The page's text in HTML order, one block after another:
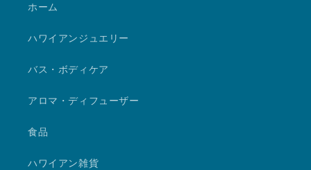
ホーム
ハワイアンジュエリー
バス・ボディケア
アロマ・ディフューザー
食品
ハワイアン雑貨